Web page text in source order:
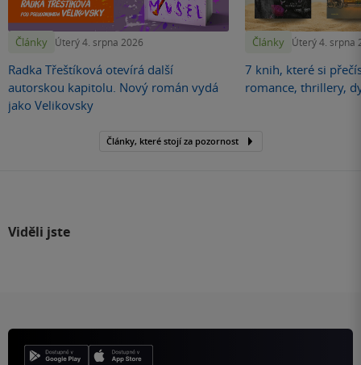
Články Úterý 4. srpna 2026
Radka Třeštíková otevírá další
autorskou kapitolu. Nový román vydá
jako Velikovsky
Články Úterý 4. srpna
7 knih, které si
romance, thrillery,
Články, které stojí za pozornost
Viděli jste